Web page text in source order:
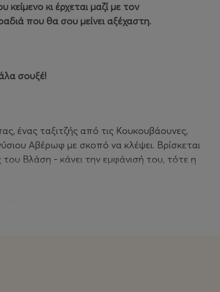
κι έρχεται μαζί με τον
που θα σου μείνει αξέχαστη.
σουξέ!
ένας ταξιτζής από τις Κουκουβάουνες,
Αβέρωφ με σκοπό να κλέψει. Βρίσκεται
Βλάση - κάνει την εμφάνισή του, τότε η
υπό άλλες συνθήκες, ο Βλάσης και το
Διονύσιος δεν θα είχαν συναντηθεί
hashtag στο Twitter, τη Φούλη, ένα
οι - αγαπημένοι πια - Βλάσης και